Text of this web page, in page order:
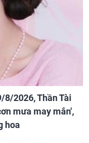
8/2026, Thần Tài
mưa may mắn',
hoa